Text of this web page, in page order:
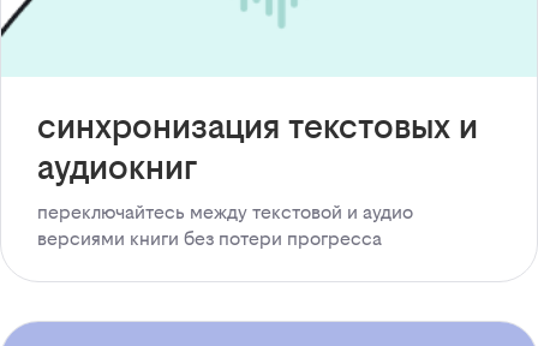
синхронизация текстовых и
аудиокниг
переключайтесь между текстовой и аудио
версиями книги без потери прогресса